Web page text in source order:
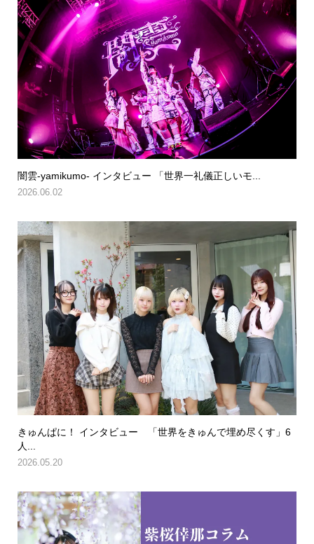
闇雲-yamikumo- インタビュー 「世界一礼儀正しいモ...
2026.06.02
きゅんぱに！ インタビュー 「世界をきゅんで埋め尽くす」6
人...
2026.05.20